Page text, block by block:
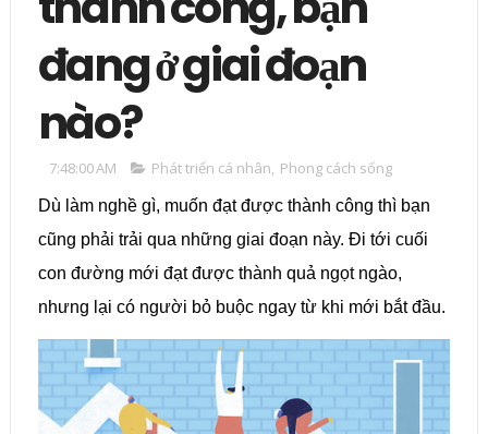
đang ở giai đoạn
nào?
7:48:00 AM Phát triển cá nhân, Phong cách sống
Dù làm nghề gì, muốn đạt được thành công thì bạn
cũng phải trải qua những giai đoạn này. Đi tới cuối
con đường mới đạt được thành quả ngọt ngào,
nhưng lại có người bỏ buộc ngay từ khi mới bắt đầu.